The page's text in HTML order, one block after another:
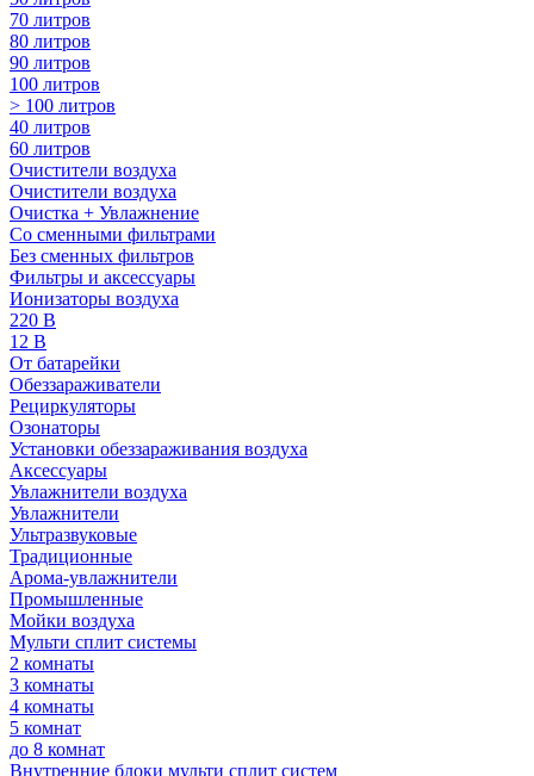
70 литров
80 литров
90 литров
100 литров
> 100 литров
40 литров
60 литров
Очистители воздуха
Очистители воздуха
Очистка + Увлажнение
Cо сменными фильтрами
Без сменных фильтров
Фильтры и аксессуары
Ионизаторы воздуха
220 В
12 В
От батарейки
Обеззараживатели
Рециркуляторы
Озонаторы
Установки обеззараживания воздуха
Аксессуары
Увлажнители воздуха
Увлажнители
Ультразвуковые
Традиционные
Арома-увлажнители
Промышленные
Мойки воздуха
Мульти сплит системы
2 комнаты
3 комнаты
4 комнаты
5 комнат
до 8 комнат
Внутренние блоки мульти сплит систем